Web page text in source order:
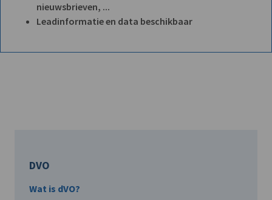
nieuwsbrieven, ...
Leadinformatie en data beschikbaar
DVO
Wat is dVO?